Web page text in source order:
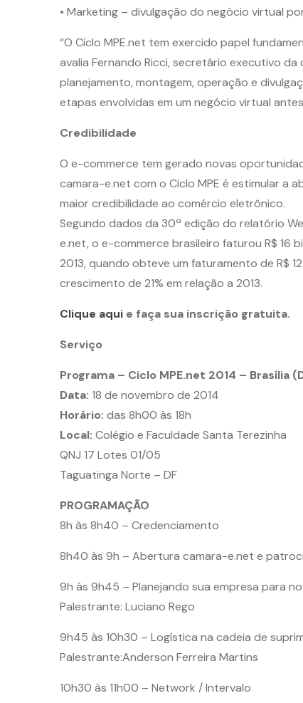
• Marketing – divulgação do negócio virtual
“O Ciclo MPE.net tem exercido papel
avalia Fernando Ricci, secretário executivo da
planejamento, montagem, operação e
etapas envolvidas em um negócio virtual
Credibilidade
O e-commerce tem gerado novas
camara-e.net com o Ciclo MPE é estimular a
maior credibilidade ao comércio eletrônico.
Segundo dados da 30ª edição do relatório
e.net, o e-commerce brasileiro faturou R$ 16
2013, quando obteve um faturamento de R$
crescimento de 21% em relação a 2013.
Clique aqui e faça sua inscrição gratuita.
Serviço
Programa – Ciclo MPE.net 2014 – Brasília
Data: 18 de novembro de 2014
Horário: das 8h00 às 18h
Local: Colégio e Faculdade Santa Terezinha
QNJ 17 Lotes 01/05
Taguatinga Norte – DF
PROGRAMAÇÃO
8h às 8h40 – Credenciamento
8h40 às 9h – Abertura camara-e.net e
9h às 9h45 – Planejando sua empresa para
Palestrante: Luciano Rego
9h45 às 10h30 – Logística na cadeia de
Palestrante:Anderson Ferreira Martins
10h30 às 11h00 – Network / Intervalo